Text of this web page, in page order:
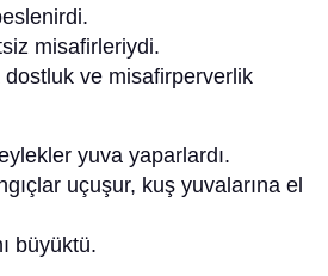
misafirleriydi.
ve misafirperverlik
yuva yaparlardı.
uçuşur, kuş yuvalarına el
büyüktü.